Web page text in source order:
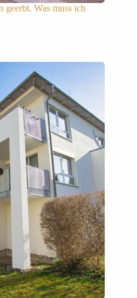
geerbt. Was muss ich